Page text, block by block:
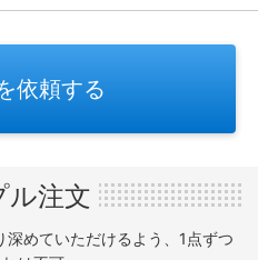
依頼する
ル注文
めていただけるよう、1点ずつ